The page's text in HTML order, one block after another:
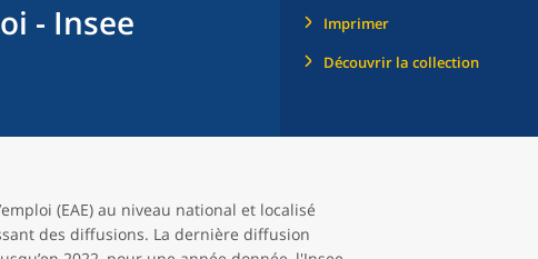
- Insee
Imprimer
Découvrir la collection
(EAE) au niveau national et localisé
des diffusions. La dernière diffusion